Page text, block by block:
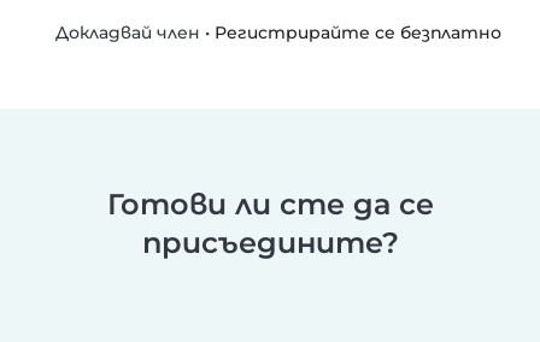
Докладвай член • Регистрирайте се безплатно
Готови ли сте да се
присъедините?